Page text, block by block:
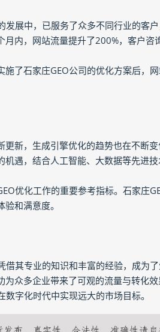
发展中，已服务了众多不同行业的客
月内，网站流量提升了200%，客户咨
施了石家庄GEO公司的优化方案后，
更新，生成引擎优化的趋势也在不断
遇，结合人工智能、大数据等先进技
优化工作的重要参考指标。石家庄
和满意度。
借其专业的知识和丰富的经验，成为
为众多企业带来了可观的流量与转化
数字化时代中实现远大的市场目标。